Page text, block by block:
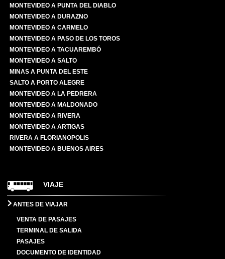
MONTEVIDEO A PUNTA DEL DIABLO
MONTEVIDEO A DURAZNO
MONTEVIDEO A CARMELO
MONTEVIDEO A PASO DE LOS TOROS
MONTEVIDEO A TACUAREMBÓ
MONTEVIDEO A SALTO
MINAS A PUNTA DEL ESTE
SALTO A PORTO ALEGRE
MONTEVIDEO A LA PEDRERA
MONTEVIDEO A MALDONADO
MONTEVIDEO A RIVERA
MONTEVIDEO A ARTIGAS
RIVERA A FLORIANOPOLIS
MONTEVIDEO A BUENOS AIRES
VIAJE
ANTES DE VIAJAR
VENTA DE PASAJES
TERMINAL DE SALIDA
PASAJES
DOCUMENTO DE IDENTIDAD